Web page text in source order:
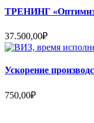
ТРЕНИНГ
37.500,00₽
Ускорение
750,00₽